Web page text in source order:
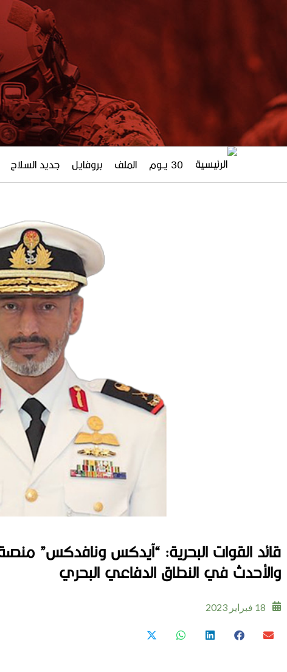
30 يــوم الملف بروفايل جديد السلاح
قائد القوات البحرية: “آيدكس ونافدكس”
والأحدث في النطاق الدفاعي البحري
18 فبراير 2023